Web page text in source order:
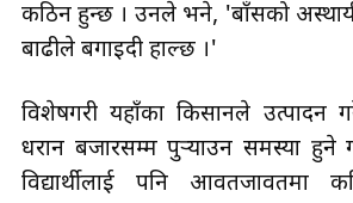
कठिन हुन्छ । उनले भने, 'बाँसको
बाढीले बगाइदी हाल्छ ।'
विशेषगरी यहाँका किसानले उत्पादन
धरान बजारसम्म पुर्‍याउन समस्या हुने
विद्यार्थीलाई पनि आवतजावतमा